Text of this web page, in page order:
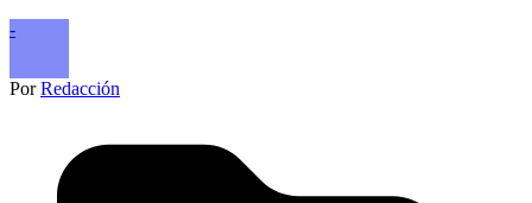
-
PorRedacción